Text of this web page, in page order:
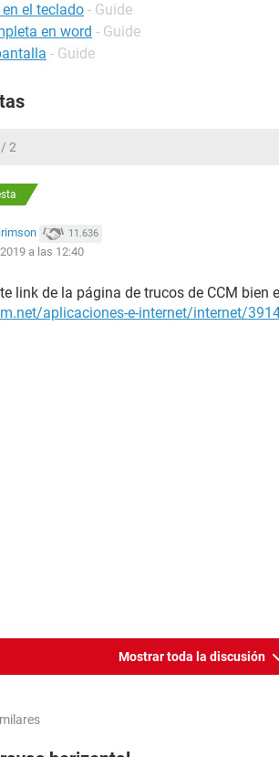
el teclado - Guide
en word - Guide
- Guide
/ 2
11.636
a las 12:40
link de la página de trucos de CCM bien
aplicaciones-e-internet/internet/
Mostrar toda la discusión